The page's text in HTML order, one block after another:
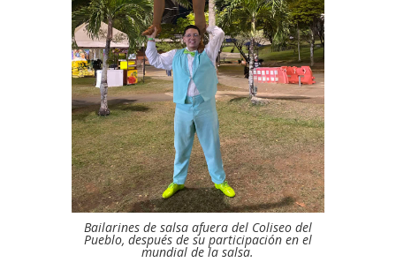
Bailarines de salsa afuera del Coliseo del
Pueblo, después de su participación en el
mundial de la salsa.